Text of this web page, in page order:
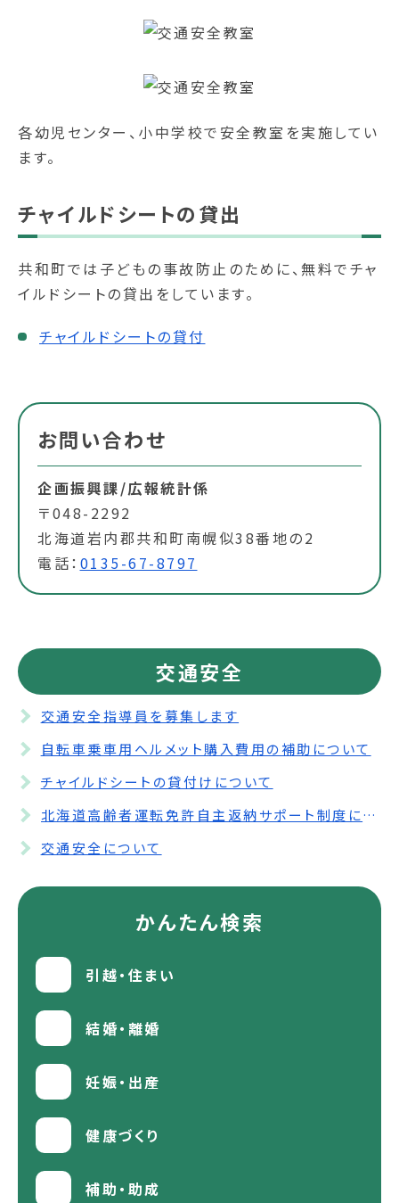
各幼児センター、小中学校で安全教室を実施してい
ます。
チャイルドシートの貸出
共和町では子どもの事故防止のために、無料でチャ
イルドシートの貸出をしています。
チャイルドシートの貸付
お問い合わせ
企画振興課/広報統計係
〒048-2292
北海道岩内郡共和町南幌似38番地の2
電話： 0135-67-8797
交通安全
交通安全指導員を募集します
自転車乗車用ヘルメット購入費用の補助について
チャイルドシートの貸付けについて
北海道高齢者運転免許自主返納サポート制度について
交通安全について
かんたん検索
引越・住まい
結婚・離婚
妊娠・出産
健康づくり
補助・助成